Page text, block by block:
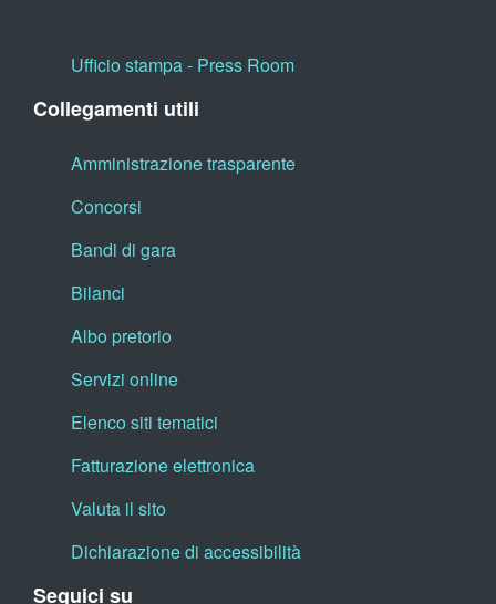
Ufficio stampa - Press Room
Collegamenti utili
Amministrazione trasparente
Concorsi
Bandi di gara
Bilanci
Albo pretorio
Servizi online
Elenco siti tematici
Fatturazione elettronica
Valuta il sito
Dichiarazione di accessibilità
Seguici su